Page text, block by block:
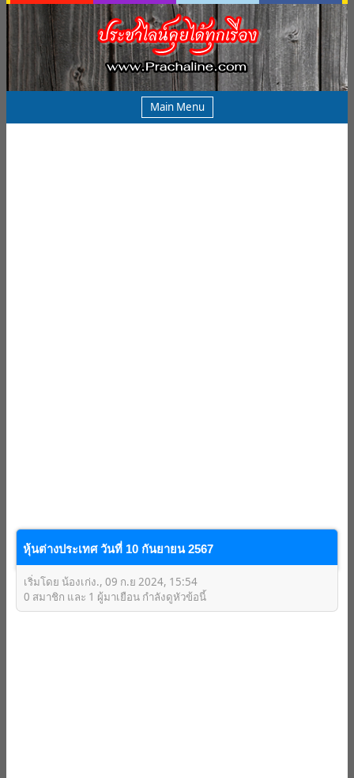
Main Menu
หุ้นต่างประเทศ วันที่ 10 กันยายน 2567
เริ่มโดย น้องเก่ง., 09 ก.ย 2024, 15:54
0 สมาชิก และ 1 ผู้มาเยือน กำลังดูหัวข้อนี้